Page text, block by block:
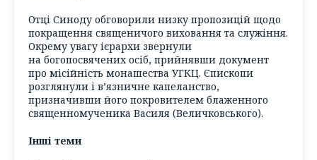
Отці Синоду обговорили низку пропозицій щодо
покращення священичого виховання та служіння.
Окрему увагу ієрархи звернули
на богопосвячених осіб, прийнявши документ
про місійність монашества УГКЦ. Єпископи
розглянули і в’язничне капеланство,
призначивши його покровителем блаженного
священномученика Василя (Величковського).
Інші теми